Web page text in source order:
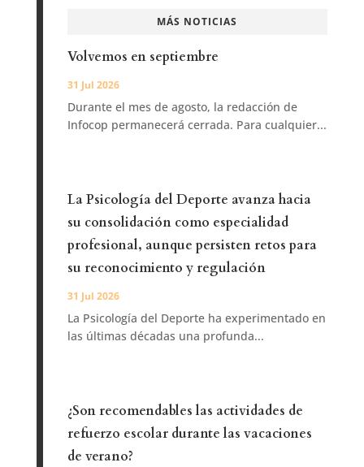
MÁS NOTICIAS
Volvemos en septiembre
31 Jul 2026
Durante el mes de agosto, la redacción de
Infocop permanecerá cerrada. Para cualquier...
La Psicología del Deporte avanza hacia
su consolidación como especialidad
profesional, aunque persisten retos para
su reconocimiento y regulación
31 Jul 2026
La Psicología del Deporte ha experimentado en
las últimas décadas una profunda...
¿Son recomendables las actividades de
refuerzo escolar durante las vacaciones
de verano?